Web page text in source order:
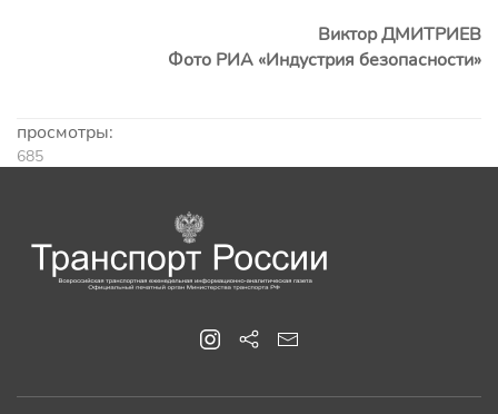
Виктор ДМИТРИЕВ
Фото РИА «Индустрия безопасности»
просмотры:
685